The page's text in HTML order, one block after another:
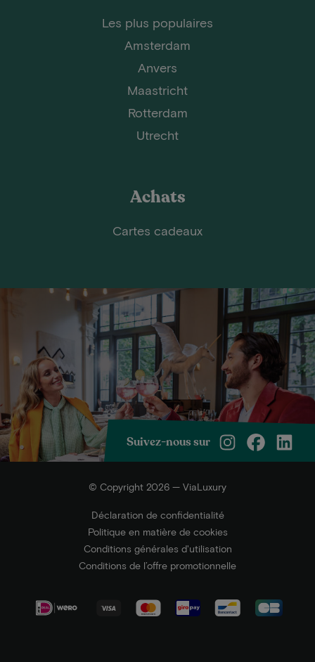
Les plus populaires
Amsterdam
Anvers
Maastricht
Rotterdam
Utrecht
Achats
Cartes cadeaux
Suivez-nous sur
© Copyright 2026 — ViaLuxury
Déclaration de confidentialité
Politique en matière de cookies
Conditions générales d'utilisation
Conditions de l’offre promotionnelle